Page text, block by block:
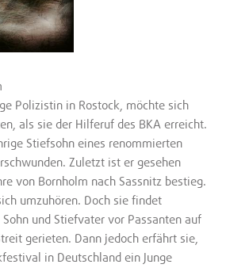
Polizistin in Rostock, möchte sich
als sie der Hilferuf des BKA erreicht.
Stiefsohn eines renommierten
Zuletzt ist er gesehen
von Bornholm nach Sassnitz bestieg.
umzuhören. Doch sie findet
und Stiefvater vor Passanten auf
gerieten. Dann jedoch erfährt sie,
in Deutschland ein Junge